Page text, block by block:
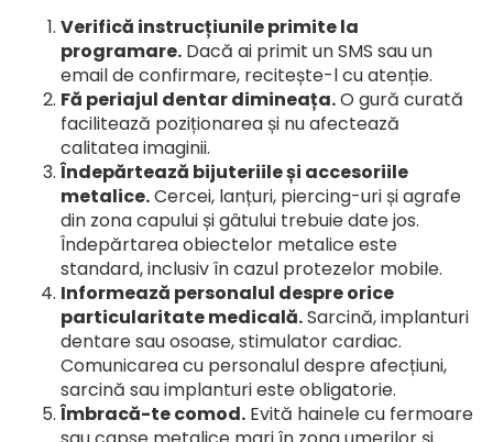
Verifică instrucțiunile primite la
programare. Dacă ai primit un SMS sau un
email de confirmare, recitește-l cu atenție.
Fă periajul dentar dimineața.O gură curată
facilitează poziționarea și nu afectează
calitatea imaginii.
Îndepărtează bijuteriile și accesoriile
metalice.Cercei, lanțuri, piercing-uri și agrafe
din zona capului și gâtului trebuie date jos.
Îndepărtarea obiectelor metalice este
standard, inclusiv în cazul protezelor mobile.
Informează personalul despre orice
particularitate medicală.Sarcină, implanturi
dentare sau osoase, stimulator cardiac.
Comunicarea cu personalul despre afecțiuni,
sarcină sau implanturi este obligatorie.
Îmbracă-te comod. Evită hainele cu fermoare